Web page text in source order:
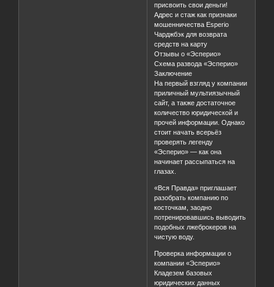
присвоить свои деньги!
Адрес и стаж как признаки
мошенничества Esperio
Чарджбэк для возврата
средств на карту
Отзывы о «Эсперио»
Схема развода «Эсперио»
Заключение
На первый взгляд у компании
приличный мультиязычный
сайт, а также достаточное
количество юридической и
прочей информации. Однако
стоит начать всерьёз
проверять легенду
«Эсперио» — как она
начинает рассыпаться на
глазах.
«Вся Правда» приглашает
разобрать компанию по
косточкам, заодно
потренировавшись выводить
подобных лжеброкеров на
чистую воду.
Проверка информации о
компании «Эсперио»
Кладезем базовых
юридических данных